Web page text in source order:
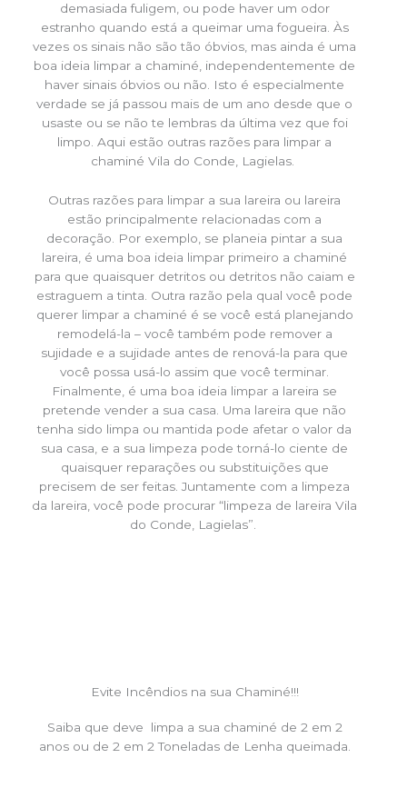
demasiada fuligem, ou pode haver um odor
estranho quando está a queimar uma fogueira. Às
vezes os sinais não são tão óbvios, mas ainda é uma
boa ideia limpar a chaminé, independentemente de
haver sinais óbvios ou não. Isto é especialmente
verdade se já passou mais de um ano desde que o
usaste ou se não te lembras da última vez que foi
limpo. Aqui estão outras razões para limpar a
chaminé Vila do Conde, Lagielas.
Outras razões para limpar a sua lareira ou lareira
estão principalmente relacionadas com a
decoração. Por exemplo, se planeia pintar a sua
lareira, é uma boa ideia limpar primeiro a chaminé
para que quaisquer detritos ou detritos não caiam e
estraguem a tinta. Outra razão pela qual você pode
querer limpar a chaminé é se você está planejando
remodelá-la – você também pode remover a
sujidade e a sujidade antes de renová-la para que
você possa usá-lo assim que você terminar.
Finalmente, é uma boa ideia limpar a lareira se
pretende vender a sua casa. Uma lareira que não
tenha sido limpa ou mantida pode afetar o valor da
sua casa, e a sua limpeza pode torná-lo ciente de
quaisquer reparações ou substituições que
precisem de ser feitas. Juntamente com a limpeza
da lareira, você pode procurar “limpeza de lareira Vila
do Conde, Lagielas”.
Evite Incêndios na sua Chaminé!!!
Saiba que deve limpa a sua chaminé de 2 em 2
anos ou de 2 em 2 Toneladas de Lenha queimada.